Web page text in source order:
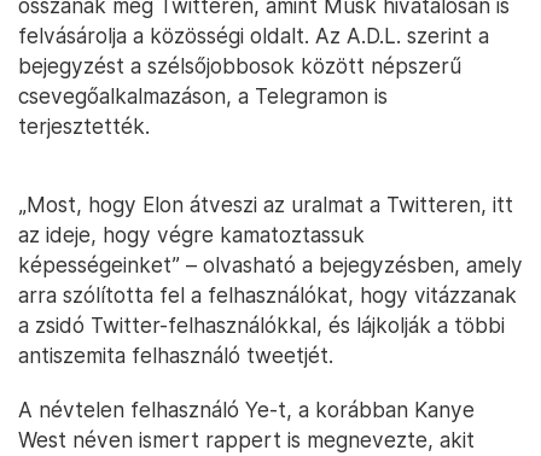
osszanak meg Twitteren, amint Musk hivatalosan is
felvásárolja a közösségi oldalt. Az A.D.L. szerint a
bejegyzést a szélsőjobbosok között népszerű
csevegőalkalmazáson, a Telegramon is
terjesztették.
„Most, hogy Elon átveszi az uralmat a Twitteren, itt
az ideje, hogy végre kamatoztassuk
képességeinket” – olvasható a bejegyzésben, amely
arra szólította fel a felhasználókat, hogy vitázzanak
a zsidó Twitter-felhasználókkal, és lájkolják a többi
antiszemita felhasználó tweetjét.
A névtelen felhasználó Ye-t, a korábban Kanye
West néven ismert rappert is megnevezte, akit